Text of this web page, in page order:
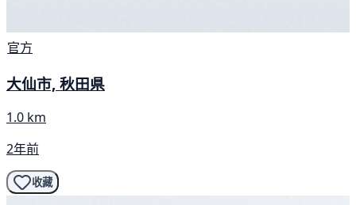
官方
大仙市, 秋田県
1.0 km
2年前
收藏